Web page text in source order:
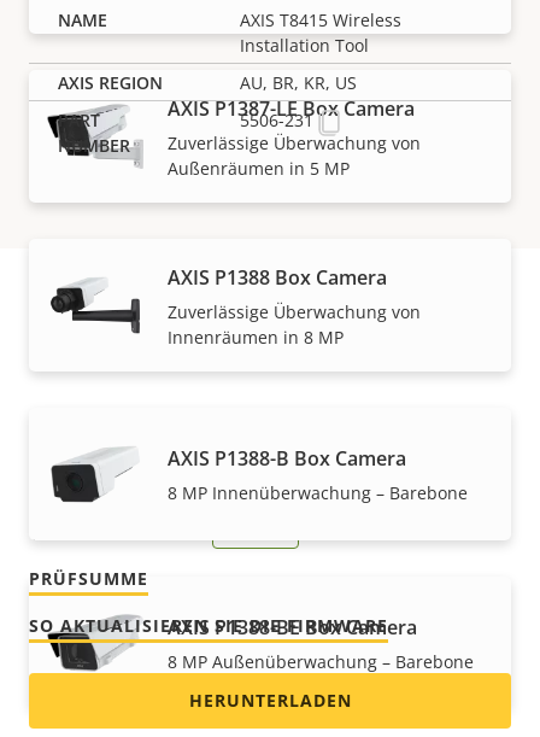
AXIS P1387-LE Box Camera
Zuverlässige Überwachung von
Außenräumen in 5 MP
AXIS P1388 Box Camera
Zuverlässige Überwachung von
Innenräumen in 8 MP
AXIS P1388-B Box Camera
8 MP Innenüberwachung – Barebone
AXIS P1388-BE Box Camera
8 MP Außenüberwachung – Barebone
AXIS T8415 Wireless
Installation Tool
AU, BR, KR, US
5506-231
Herunterladen
Firmware für das AXIS T8415 Wireless
Installation Tool
Version T8415-135
PRÜFSUMME
SO AKTUALISIEREN SIE DIE FIRMWARE
HERUNTERLADEN